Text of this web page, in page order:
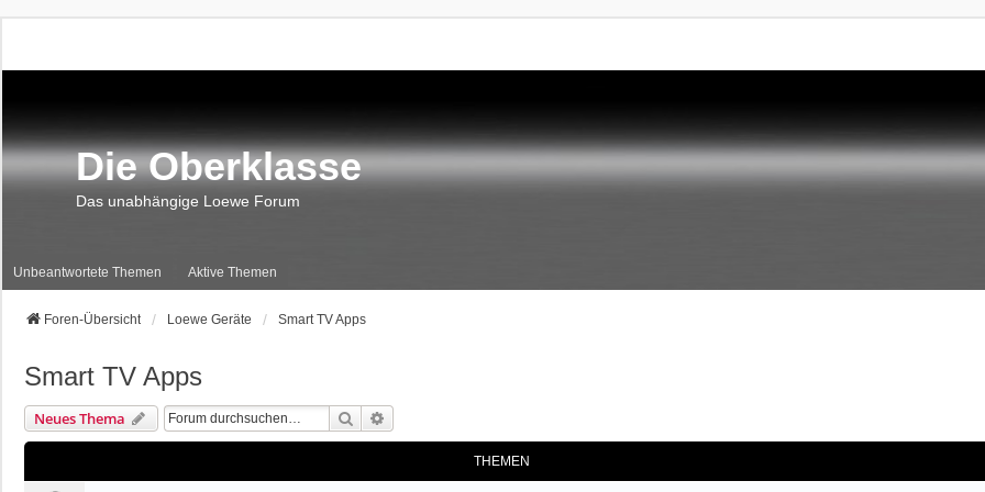
Die Oberklasse
Das unabhängige Loewe Forum
Unbeantwortete Themen Aktive Themen
Foren-Übersicht Loewe Geräte Smart TV Apps
Smart TV Apps
Neues Thema Suche
THEMEN